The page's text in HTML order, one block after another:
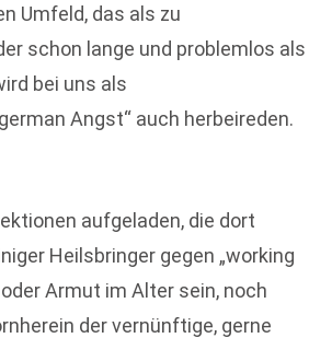
Umfeld, das als zu
schon lange und problemlos als
bei uns als
Angst“ auch herbeireden.
aufgeladen, die dort
Heilsbringer gegen „working
Armut im Alter sein, noch
der vernünftige, gerne